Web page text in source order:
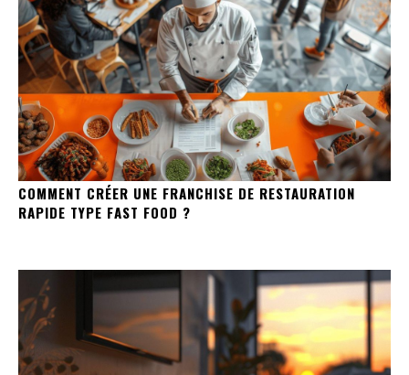
COMMENT CRÉER UNE FRANCHISE DE RESTAURATION
RAPIDE TYPE FAST FOOD ?